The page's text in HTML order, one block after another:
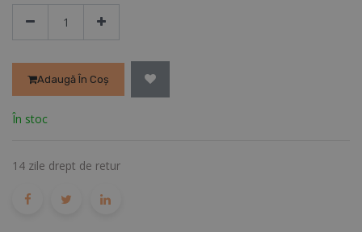
Adaugă În Coș
În stoc
14 zile drept de retur